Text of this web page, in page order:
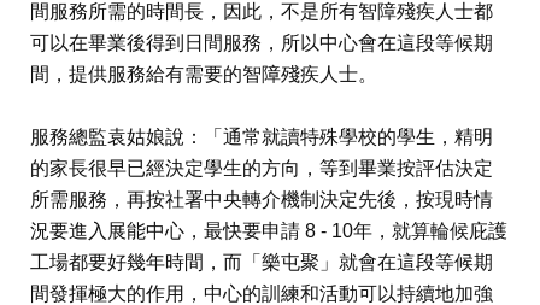
間服務所需的時間長，因此，不是所有智障殘疾人士都
可以在畢業後得到日間服務，所以中心會在這段等候期
間，提供服務給有需要的智障殘疾人士。
服務總監袁姑娘說：「通常就讀特殊學校的學生，精明
的家長很早已經決定學生的方向，等到畢業按評估決定
所需服務，再按社署中央轉介機制決定先後，按現時情
況要進入展能中心，最快要申請 8 - 10年，就算輪候庇護
工場都要好幾年時間，而「樂屯聚」就會在這段等候期
間發揮極大的作用，中心的訓練和活動可以持續地加強